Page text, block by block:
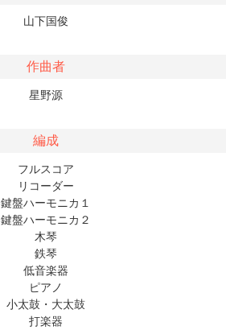
山下国俊
作曲者
星野源
編成
フルスコア
リコーダー
鍵盤ハーモニカ１
鍵盤ハーモニカ２
木琴
鉄琴
低音楽器
ピアノ
小太鼓・大太鼓
打楽器